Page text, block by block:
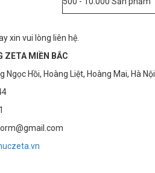
xin vui lòng liên hệ.
ZETA MIỀN BẮC
Hoàng Liệt, Hoàng Mai, Hà Nội